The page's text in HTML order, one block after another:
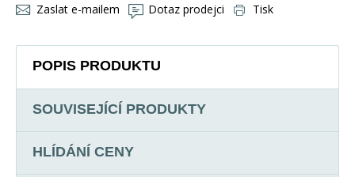
Zaslat e-mailem
Dotaz prodejci Tisk
POPIS PRODUKTU
SOUVISEJÍCÍ PRODUKTY
HLÍDÁNÍ CENY